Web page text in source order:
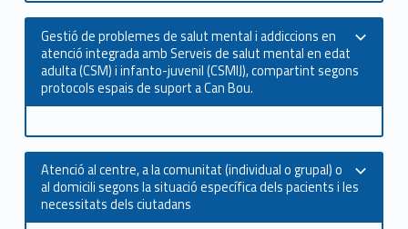
Gestió de problemes de salut mental i addiccions en
atenció integrada amb Serveis de salut mental en edat
adulta (CSM) i infanto-juvenil (CSMIJ), compartint segons
protocols espais de suport a Can Bou.
Atenció al centre, a la comunitat (individual o grupal) o
al domicili segons la situació específica dels pacients i les
necessitats dels ciutadans